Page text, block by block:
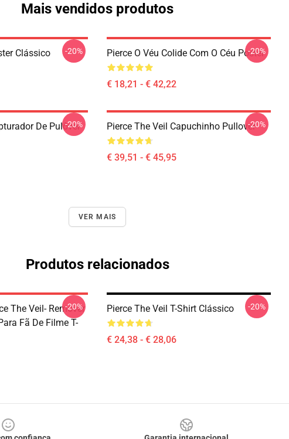
Mais vendidos produtos
Clássico -20% Pierce O Véu Colide Com O Céu Poster
€ 18,21 - € 42,22
-20%
De Pulôver
-20% Pierce The Veil Capuchinho Pullover
€ 39,51 - € 45,95
-20%
VER MAIS
Produtos relacionados
The Veil- Remover
Fã De Filme T-
-20% Pierce The Veil T-Shirt Clássico
€ 24,38 - € 28,06
-20%